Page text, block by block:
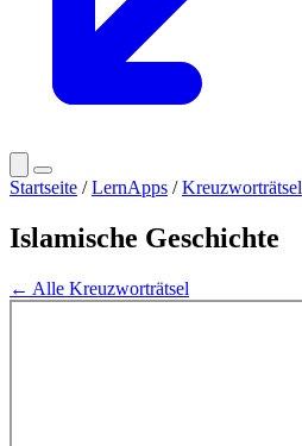
Startseite /LernApps /Kreuzworträtsel
Islamische Geschichte
← Alle Kreuzworträtsel